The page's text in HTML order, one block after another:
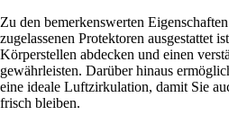
Zu den bemerkenswerten
zugelassenen Protektoren ausgestattet
Körperstellen abdecken und einen
gewährleisten. Darüber hinaus
eine ideale Luftzirkulation, damit Sie
frisch bleiben.